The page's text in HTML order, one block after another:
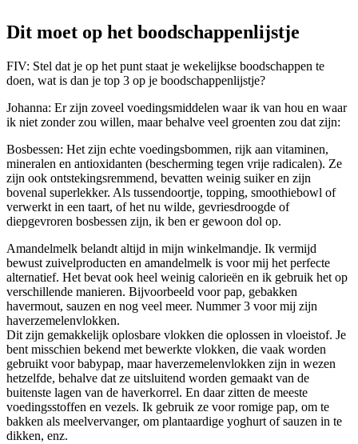
Dit moet op het boodschappenlijstje
FIV: Stel dat je op het punt staat je wekelijkse boodschappen te
doen, wat is dan je top 3 op je boodschappenlijstje?
Johanna: Er zijn zoveel voedingsmiddelen waar ik van hou en waar
ik niet zonder zou willen, maar behalve veel groenten zou dat zijn:
Bosbessen: Het zijn echte voedingsbommen, rijk aan vitaminen,
mineralen en antioxidanten (bescherming tegen vrije radicalen). Ze
zijn ook ontstekingsremmend, bevatten weinig suiker en zijn
bovenal superlekker. Als tussendoortje, topping, smoothiebowl of
verwerkt in een taart, of het nu wilde, gevriesdroogde of
diepgevroren bosbessen zijn, ik ben er gewoon dol op.
Amandelmelk belandt altijd in mijn winkelmandje. Ik vermijd
bewust zuivelproducten en amandelmelk is voor mij het perfecte
alternatief. Het bevat ook heel weinig calorieën en ik gebruik het op
verschillende manieren. Bijvoorbeeld voor pap, gebakken
havermout, sauzen en nog veel meer. Nummer 3 voor mij zijn
haverzemelenvlokken.
Dit zijn gemakkelijk oplosbare vlokken die oplossen in vloeistof. Je
bent misschien bekend met bewerkte vlokken, die vaak worden
gebruikt voor babypap, maar haverzemelenvlokken zijn in wezen
hetzelfde, behalve dat ze uitsluitend worden gemaakt van de
buitenste lagen van de haverkorrel. En daar zitten de meeste
voedingsstoffen en vezels. Ik gebruik ze voor romige pap, om te
bakken als meelvervanger, om plantaardige yoghurt of sauzen in te
dikken, enz.